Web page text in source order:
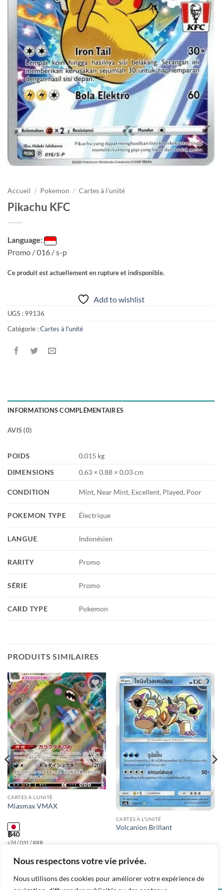
Nous respectons votre vie privée.
Nous utilisons des cookies pour améliorer votre expérience de
Accueil / Pokemon / Cartes à l'unité
Pikachu KFC
Language:
Promo / 016 / s-p
Ce produit est actuellement en rupture et indisponible.
Add to wishlist
UGS : 99136
Catégorie :Cartes à l'unité
INFORMATIONS COMPLÉMENTAIRES
AVIS (0)
POIDS
0.015 kg
DIMENSIONS
0.63 × 0.88 × 0.03 cm
CONDITION Mint, Near Mint, Excellent, Played, Poor
POKEMON TYPE Électrique
LANGUE Indonésien
RARITY Promo
SÉRIE Promo
CARD TYPE Pokemon
PRODUITS SIMILAIRES
Add to
wishlist
CARTES À L'UNITÉ
Miasmax VMAX
฿40
s7d / 031 / RRR
Add to
wishlist
CARTES À L'UNITÉ
Volcanion Brillant
180
as2b / 052 / S